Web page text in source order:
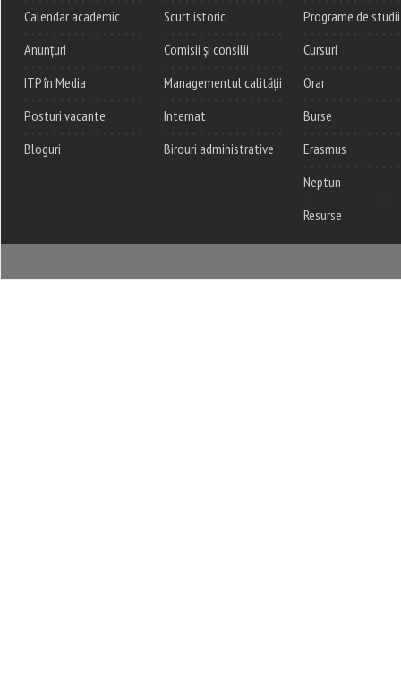
Calendar academic
Anunțuri
ITP în Media
Posturi vacante
Bloguri
Scurt istoric
Comisii și consilii
Managementul calității
Internat
Birouri administrative
Programe de studii
Cursuri
Orar
Burse
Erasmus
Neptun
Resurse